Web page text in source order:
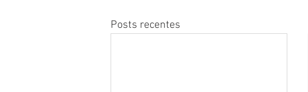
Posts recentes